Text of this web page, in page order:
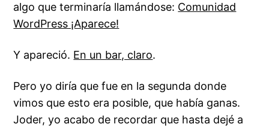
algo que terminaría llamándose: Comunidad
WordPress ¡Aparece!
Y apareció. En un bar, claro.
Pero yo diría que fue en la segunda donde
vimos que esto era posible, que había ganas.
Joder, yo acabo de recordar que hasta dejé a